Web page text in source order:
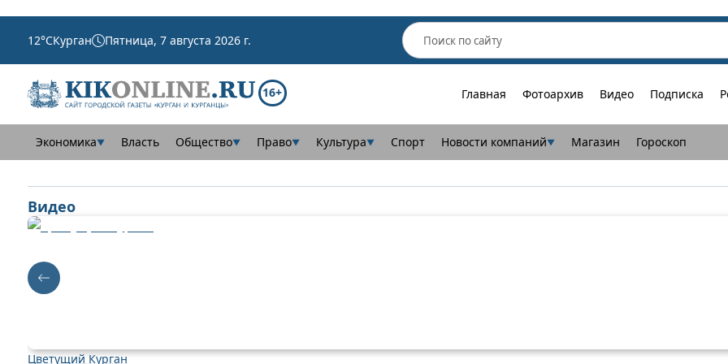
12°CКурган Пятница, 7 августа 2026 г.
16+ Главная Фотоархив Видео Подписка
Экономика▼ Власть Общество▼ Право▼ Культура▼ Спорт Новости компаний▼ Магазин Гороскоп
Видео
Цветущий Курган